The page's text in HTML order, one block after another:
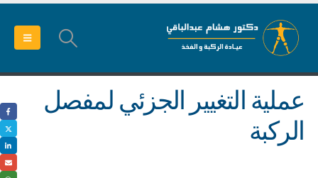
عملية التغيير الجزئي لمفصل
الركبة